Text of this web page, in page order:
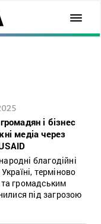
і бізнес
медіа через
благодійні
терміново
та громадським
під загрозою